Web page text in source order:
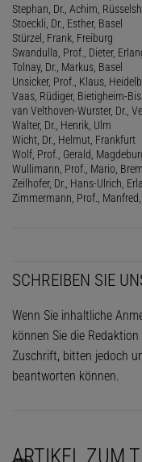
Stephan, Dr., Achim,
Stoeckli, Dr., Esther, Basel
Stürzel, Frank, Freiburg
Swandulla, Prof., Dieter,
Tolnay, Dr., Markus, Basel
Unsicker, Prof., Klaus,
Vaas, Rüdiger, Bietigheim-
van Velthoven-Wurster, Dr.,
Walter, Dr., Henrik, Ulm
Wicht, Dr., Helmut, Frankfurt
Wolf, Prof., Gerald,
Wullimann, Prof., Mario,
Zeilhofer, Dr., Hans-Ulrich,
Zimmermann, Prof.,
SCHREIBEN SIE
Wenn Sie inhaltliche
können Sie die Redaktion
Zuschrift, bitten jedoch
beantworten können.
ARTIKEL ZUM